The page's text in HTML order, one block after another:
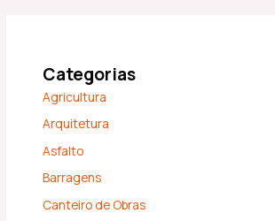
Categorias
Agricultura
Arquitetura
Asfalto
Barragens
Canteiro de Obras